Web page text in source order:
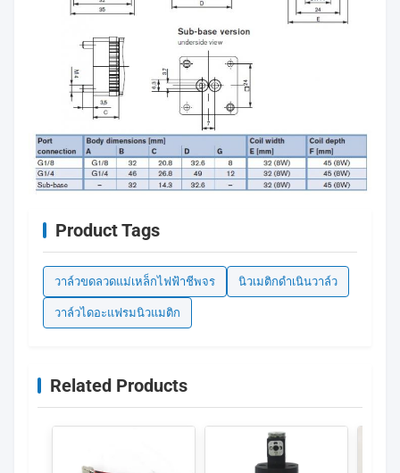
Product Tags
วาล์วขดลวดแม่เหล็กไฟฟ้าชีพจร นิวเมติกดำเนินวาล์ว
วาล์วไดอะแฟรมนิวแมติก
Related Products